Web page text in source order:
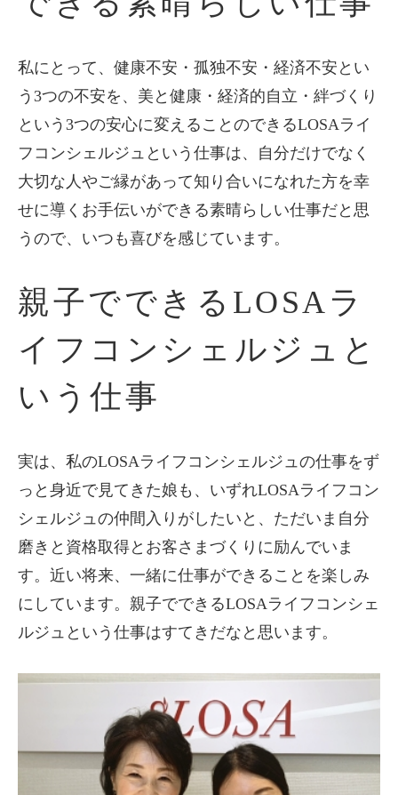
私にとって、健康不安・孤独不安・経済不安とい
う3つの不安を、美と健康・経済的自立・絆づくり
という3つの安心に変えることのできるLOSAライ
フコンシェルジュという仕事は、自分だけでなく
大切な人やご縁があって知り合いになれた方を幸
せに導くお手伝いができる素晴らしい仕事だと思
うので、いつも喜びを感じています。
親子でできるLOSAラ
イフコンシェルジュと
いう仕事
実は、私のLOSAライフコンシェルジュの仕事をず
っと身近で見てきた娘も、いずれLOSAライフコン
シェルジュの仲間入りがしたいと、ただいま自分
磨きと資格取得とお客さまづくりに励んでいま
す。近い将来、一緒に仕事ができることを楽しみ
にしています。親子でできるLOSAライフコンシェ
ルジュという仕事はすてきだなと思います。